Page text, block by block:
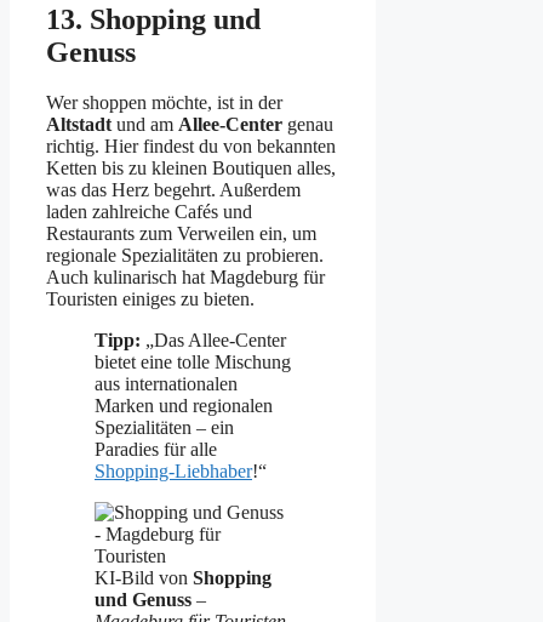
13. Shopping und
Genuss
Wer shoppen möchte, ist in der
Altstadtund am Allee-Center genau
richtig. Hier findest du von bekannten
Ketten bis zu kleinen Boutiquen alles,
was das Herz begehrt. Außerdem
laden zahlreiche Cafés und
Restaurants zum Verweilen ein, um
regionale Spezialitäten zu probieren.
Auch kulinarisch hat Magdeburg für
Touristen einiges zu bieten.
Tipp: „Das Allee-Center
bietet eine tolle Mischung
aus internationalen
Marken und regionalen
Spezialitäten – ein
Paradies für alle
Shopping-Liebhaber!“
KI-Bild von Shopping
und Genuss –